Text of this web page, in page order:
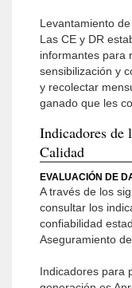
Levantamiento
Las CE y DR
informantes para
sensibilización y
y recolectar
ganado que les
Indicadores de
Calidad
EVALUACIÓN DE
A través de los
consultar los
confiabilidad
Aseguramiento
Indicadores para